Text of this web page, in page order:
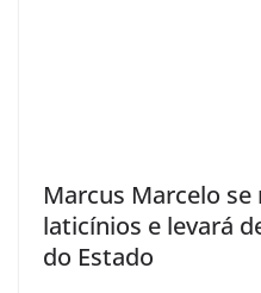
Marcus Marcelo
laticínios e levará
do Estado